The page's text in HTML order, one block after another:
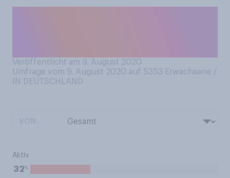
Veröffentlicht am 9. August 2020
Umfrage vom 9. August 2020 auf 5353 Erwachsene /
IN DEUTSCHLAND
Aktiv
32%